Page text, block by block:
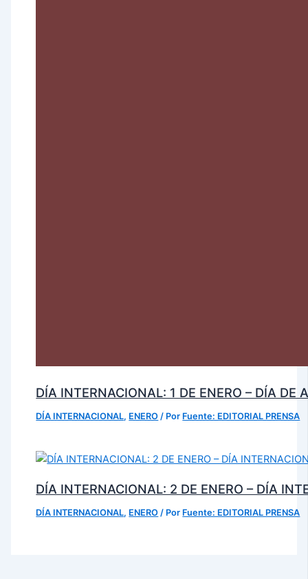
DÍA INTERNACIONAL: 1 DE ENERO – DÍA DE
DÍA INTERNACIONAL, ENERO / Por Fuente: EDITORIAL PRENSA
DÍA INTERNACIONAL: 2 DE ENERO – DÍA
DÍA INTERNACIONAL, ENERO / Por Fuente: EDITORIAL PRENSA